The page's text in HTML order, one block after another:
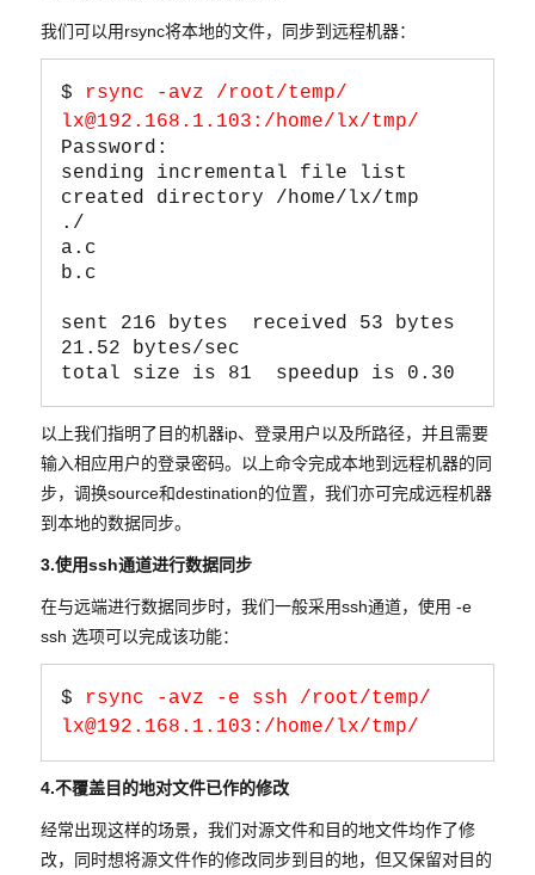
我们可以用rsync将本地的文件，同步到远程机器：
$ rsync -avz /root/temp/
lx@192.168.1.103:/home/lx/tmp/
Password:
sending incremental file list
created directory /home/lx/tmp
./
a.c
b.c
sent 216 bytes  received 53 bytes
21.52 bytes/sec
以上我们指明了目的机器ip、登录用户以及所路径，并且需要
输入相应用户的登录密码。以上命令完成本地到远程机器的同
步，调换source和destination的位置，我们亦可完成远程机器
到本地的数据同步。
3.使用ssh通道进行数据同步
在与远端进行数据同步时，我们一般采用ssh通道，使用 -e
ssh 选项可以完成该功能：
$ rsync -avz -e ssh /root/temp/
lx@192.168.1.103:/home/lx/tmp/
4.不覆盖目的地对文件已作的修改
经常出现这样的场景，我们对源文件和目的地文件均作了修
改，同时想将源文件作的修改同步到目的地，但又保留对目的